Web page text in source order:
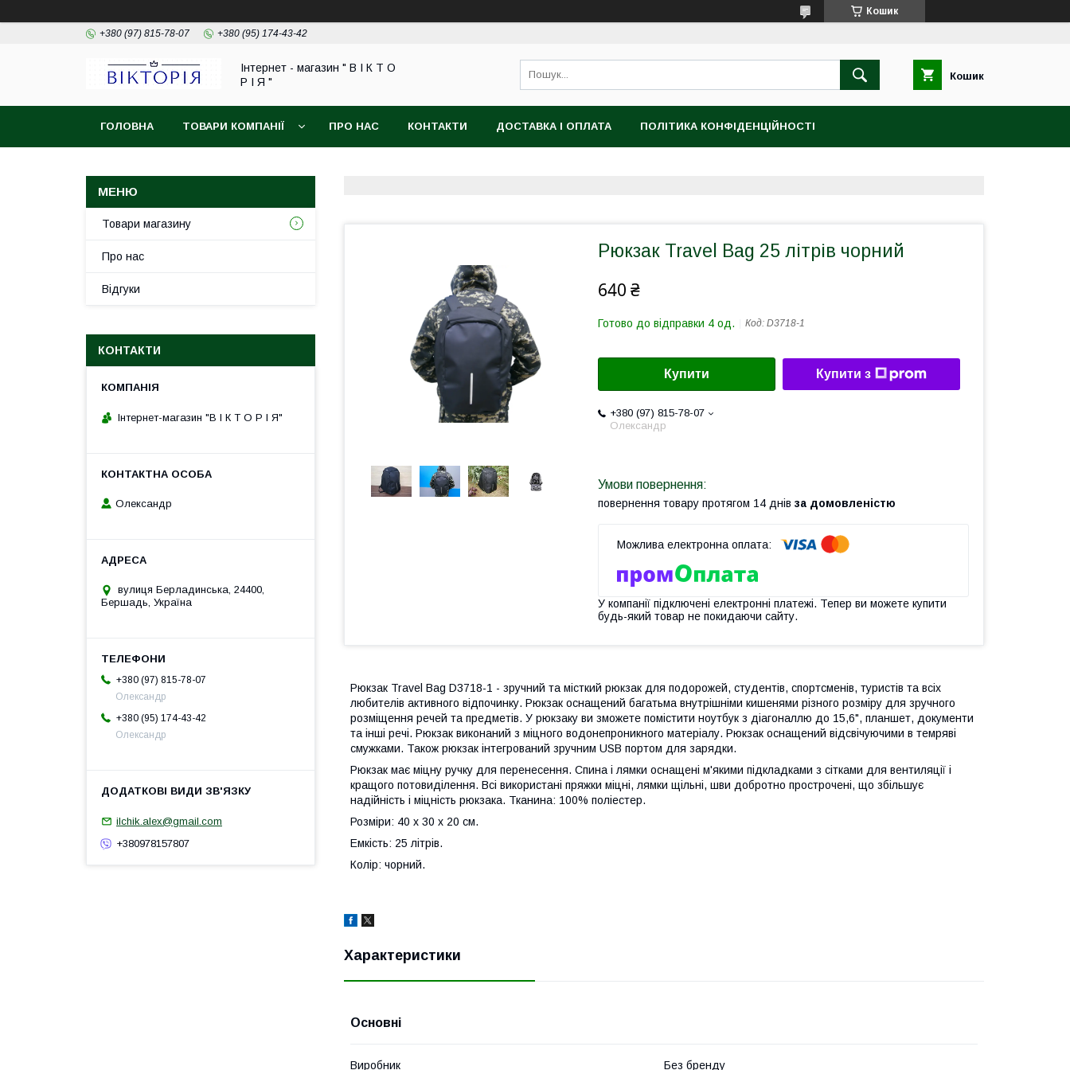
Кошик
+380 (97) 815-78-07 +380 (95) 174-43-42
Інтернет - магазин " В І К Т О
Р І Я "
Кошик
ГОЛОВНА ТОВАРИ КОМПАНІЇ ПРО НАС КОНТАКТИ ДОСТАВКА І ОПЛАТА ПОЛІТИКА КОНФІДЕНЦІЙНОСТІ
Рюкзак Travel Bag 25 літрів чорний
640 ₴
Готово до відправки 4 од. Код: D3718-1
Купити Купити з
+380 (97) 815-78-07
Олександр
повернення товару протягом 14 днів за домовленістю
У компанії підключені електронні платежі. Тепер ви можете купити
будь-який товар не покидаючи сайту.
Рюкзак Travel Bag D3718-1 - зручний та місткий рюкзак для подорожей, студентів, спортсменів, туристів та всіх
любителів активного відпочинку. Рюкзак оснащений багатьма внутрішніми кишенями різного розміру для зручного
розміщення речей та предметів. У рюкзаку ви зможете помістити ноутбук з діагоналлю до 15,6", планшет, документи
та інші речі. Рюкзак виконаний з міцного водонепроникного матеріалу. Рюкзак оснащений відсвічуючими в темряві
смужками. Також рюкзак інтегрований зручним USB портом для зарядки.
Рюкзак має міцну ручку для перенесення. Спина і лямки оснащені м'якими підкладками з сітками для вентиляції і
кращого потовиділення. Всі використані пряжки міцні, лямки щільні, шви добротно прострочені, що збільшує
надійність і міцність рюкзака. Тканина: 100% поліестер.
Розміри: 40 х 30 х 20 см.
Емкість: 25 літрів.
Колір: чорний.
Характеристики
Основні
Виробник Без бренду
Товари магазину
Про нас
Відгуки
КОНТАКТИ
Інтернет-магазин "В І К Т О Р І Я"
Олександр
вулиця Берладинська, 24400,
Бершадь, Україна
+380 (97) 815-78-07
Олександр
+380 (95) 174-43-42
Олександр
ilchik.alex@gmail.com
+380978157807